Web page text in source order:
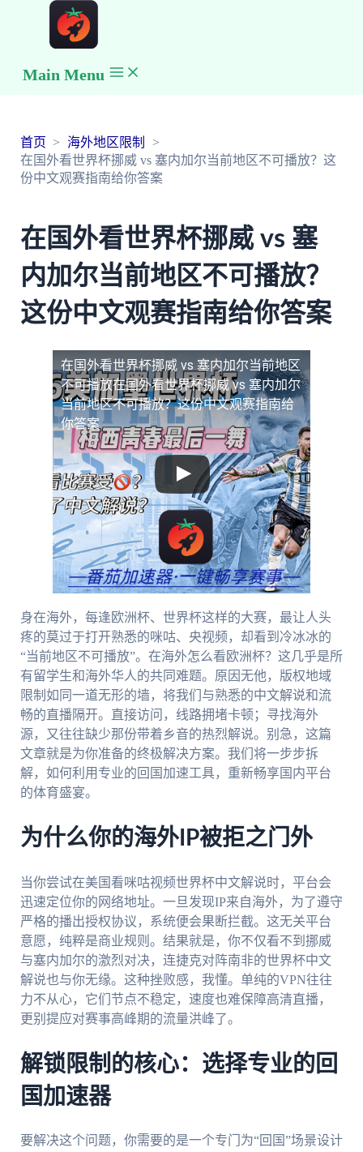
Main Menu
首页
海外地区限制
在国外看世界杯挪威 vs 塞内加尔当前地区不可播放？这
份中文观赛指南给你答案
在国外看世界杯挪威 vs 塞
内加尔当前地区不可播放？
这份中文观赛指南给你答案
在国外看世界杯挪威 vs 塞内加尔当前地区
不可播放在国外看世界杯挪威 vs 塞内加尔
当前地区不可播放？这份中文观赛指南给
你答案
身在海外，每逢欧洲杯、世界杯这样的大赛，最让人头
疼的莫过于打开熟悉的咪咕、央视频，却看到冷冰冰的
“当前地区不可播放”。在海外怎么看欧洲杯？这几乎是所
有留学生和海外华人的共同难题。原因无他，版权地域
限制如同一道无形的墙，将我们与熟悉的中文解说和流
畅的直播隔开。直接访问，线路拥堵卡顿；寻找海外
源，又往往缺少那份带着乡音的热烈解说。别急，这篇
文章就是为你准备的终极解决方案。我们将一步步拆
解，如何利用专业的回国加速工具，重新畅享国内平台
的体育盛宴。
为什么你的海外IP被拒之门外
当你尝试在美国看咪咕视频世界杯中文解说时，平台会
迅速定位你的网络地址。一旦发现IP来自海外，为了遵守
严格的播出授权协议，系统便会果断拦截。这无关平台
意愿，纯粹是商业规则。结果就是，你不仅看不到挪威
与塞内加尔的激烈对决，连捷克对阵南非的世界杯中文
解说也与你无缘。这种挫败感，我懂。单纯的VPN往往
力不从心，它们节点不稳定，速度也难保障高清直播，
更别提应对赛事高峰期的流量洪峰了。
解锁限制的核心：选择专业的回
国加速器
要解决这个问题，你需要的是一个专门为“回国”场景设计